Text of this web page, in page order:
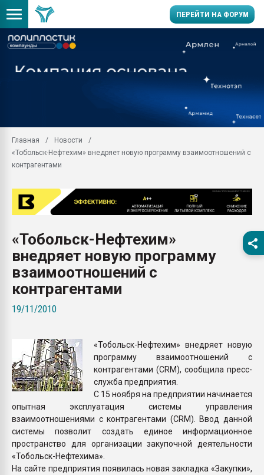
ПЕРЕЙТИ НА ФОРУМ
производство SPC
заводу пластмасс"
28.07.2026
первый план в
28.07.2026
ситуацией на
Главная
Новости
«Тобольск-Нефтехим» внедряет новую программу взаимоотношений с
контрагентами
«Тобольск-Нефтехим»
внедряет новую программу
взаимоотношений с
контрагентами
19/11/2010
«Тобольск-Нефтехим» внедряет новую
программу взаимоотношений с
контрагентами (CRM), сообщила пресс-
служба предприятия.
С 15 ноября на предприятии начинается
опытная эксплуатация системы управления
взаимоотношениями с контрагентами (CRM). Ввод данной
системы позволит создать единое информационное
пространство для организации закупочной деятельности
«Тобольск-Нефтехима».
На сайте предприятия появилась новая закладка «Закупки»,